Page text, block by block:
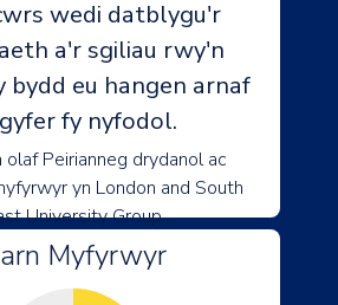
wedi datblygu'r
a'r sgiliau rwy'n
bydd eu hangen arnaf
fy nyfodol.
Peirianneg drydanol ac
yn London and South
University Group
Myfyrwyr